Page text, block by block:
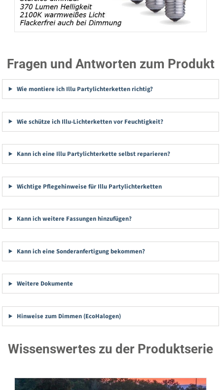
Fragen und Antworten zum Produkt
Wie montiere ich Illu Partylichterketten richtig?
Wie schütze ich Illu-Lichterketten vor Feuchtigkeit?
Kann ich eine Illu Partylichterkette selbst reparieren?
Wichtige Pflegehinweise für Illu Partylichterketten
Kann ich weitere Fassungen hinzufügen?
Kann ich eine Sonderanfertigung bekommen?
Weitere Dokumente
Hinweise zum Dimmen (EcoHalogen)
Wissenswertes zu der Produktserie